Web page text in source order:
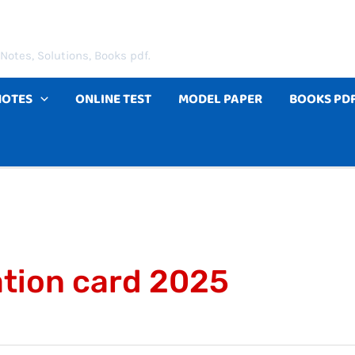
Solutions, Books pdf.
ONLINE TEST MODEL PAPER BOOKS
card 2025